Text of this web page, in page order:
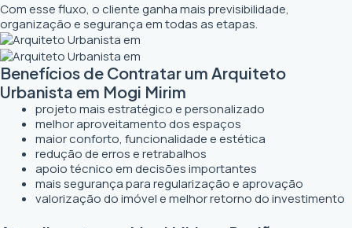
Com esse fluxo, o cliente ganha mais previsibilidade,
organização e segurança em todas as etapas.
Benefícios de Contratar um Arquiteto
Urbanista em Mogi Mirim
projeto mais estratégico e personalizado
melhor aproveitamento dos espaços
maior conforto, funcionalidade e estética
redução de erros e retrabalhos
apoio técnico em decisões importantes
mais segurança para regularização e aprovação
valorização do imóvel e melhor retorno do investimento